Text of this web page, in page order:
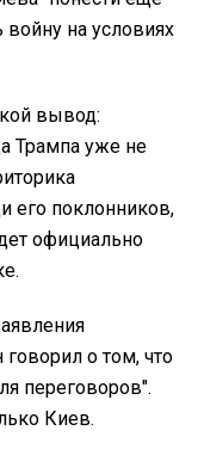
на условиях
вывод:
Трампа уже не
его поклонников,
официально
о том, что
переговоров".
Киев.